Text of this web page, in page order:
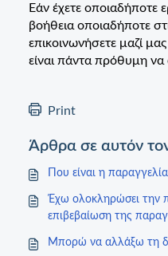
Εάν έχετε οποιαδήποτε
βοήθεια οποιαδήποτε
επικοινωνήσετε μαζί
είναι πάντα πρόθυμη
Print
Άρθρα σε αυτόν
Που είναι η
Έχω ολοκληρώσει την
επιβεβαίωση της
Μπορώ να αλλάξω τη